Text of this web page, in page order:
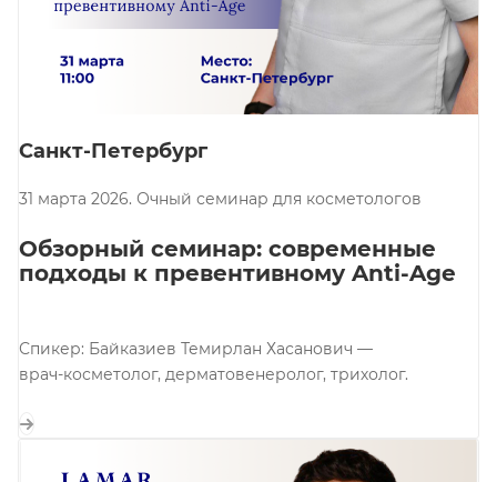
Санкт-Петербург
31 марта 2026. Очный семинар для косметологов
Обзорный семинар: современные
подходы к превентивному Anti-Age
Спикер: Байказиев Темирлан Хасанович —
врач-косметолог, дерматовенеролог, трихолог.